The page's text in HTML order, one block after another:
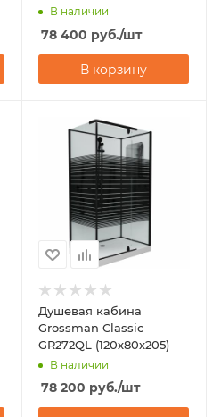
В наличии
78 400 руб./шт
В корзину
Душевая кабина
Grossman Classic
GR272QL (120х80х205)
В наличии
78 200 руб./шт